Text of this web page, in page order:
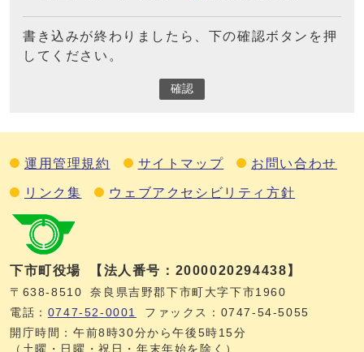
書き込みが終わりましたら、下の確認ボタンを押
してください。
確認
運用管理規約 サイトマップ お問い合わせ
リンク集 ウェブアクセシビリティ方針
下市町役場 【法人番号：2000020294438】
〒638-8510
奈良県吉野郡下市町大字下市1960
電話： 0747‐52‐0001
ファックス：0747‐54‐5055
開庁時間：午前8時30分から午後5時15分
（土曜・日曜・祝日・年末年始を除く）